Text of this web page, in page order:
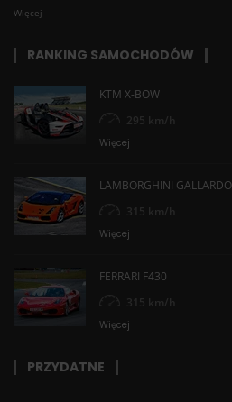
Więcej
RANKING SAMOCHODÓW
KTM X-BOW
295 km/h
Więcej
LAMBORGHINI GALLARDO
315 km/h
Więcej
FERRARI F430
315 km/h
Więcej
PRZYDATNE